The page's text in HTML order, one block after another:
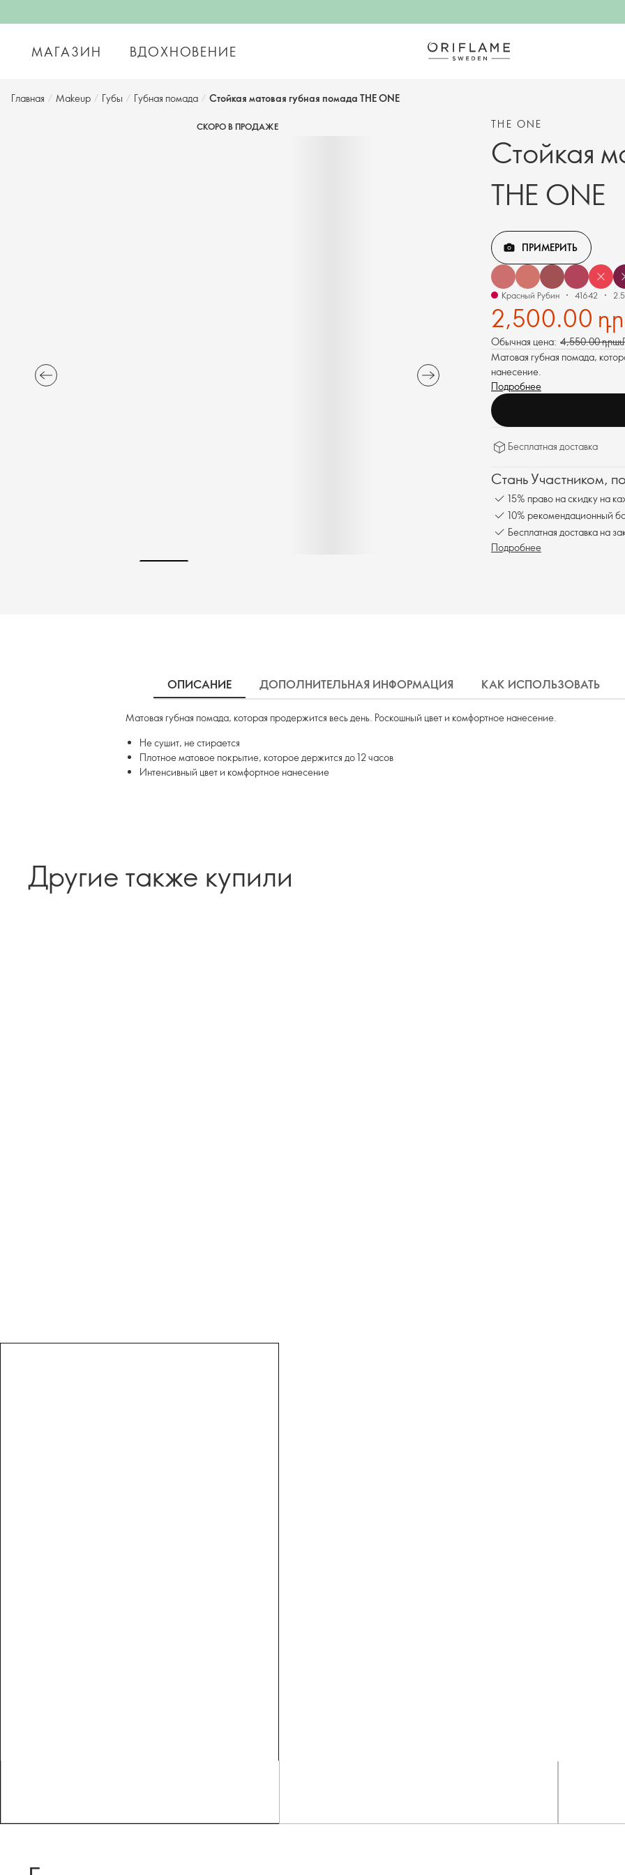
МАГАЗИН ВДОХНОВЕНИЕ
Главная / Makeup / Губы / Губная помада / Стойкая матовая губная помада THE ONE
СКОРО В ПРОДАЖЕ THE ONE
Стойкая
THE ONE
ПРИМЕРИТЬ
Красный Рубин 41642
2,500.00
Обычная цена: 4,550.00 դրամ
Матовая губная помада,
нанесение.
Подробнее
Бесплатная доставка
Стань Участником,
15% право на скидку на
10% рекомендационный
Бесплатная доставка на
Подробнее
ОПИСАНИЕ ДОПОЛНИТЕЛЬНАЯ ИНФОРМАЦИЯ КАК ИСПОЛЬЗОВАТЬ
Матовая губная помада, которая продержится весь день. Роскошный цвет и комфортное нанесение.
Не сушит, не стирается
Плотное матовое покрытие, которое держится до 12 часов
Интенсивный цвет и комфортное нанесение
Другие также купили